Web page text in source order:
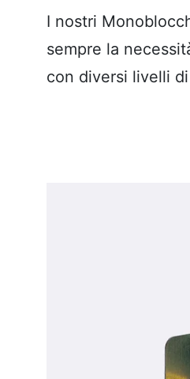
I nostri
sempre la
con diversi livelli